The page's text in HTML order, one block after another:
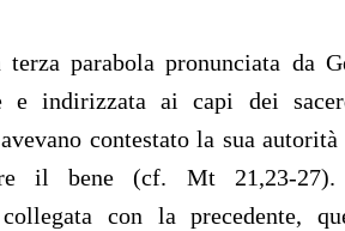
terza parabola pronunciata da
e indirizzata ai capi dei
contestato la sua
il bene (cf. Mt 21,23-27).
collegata con la precedente,